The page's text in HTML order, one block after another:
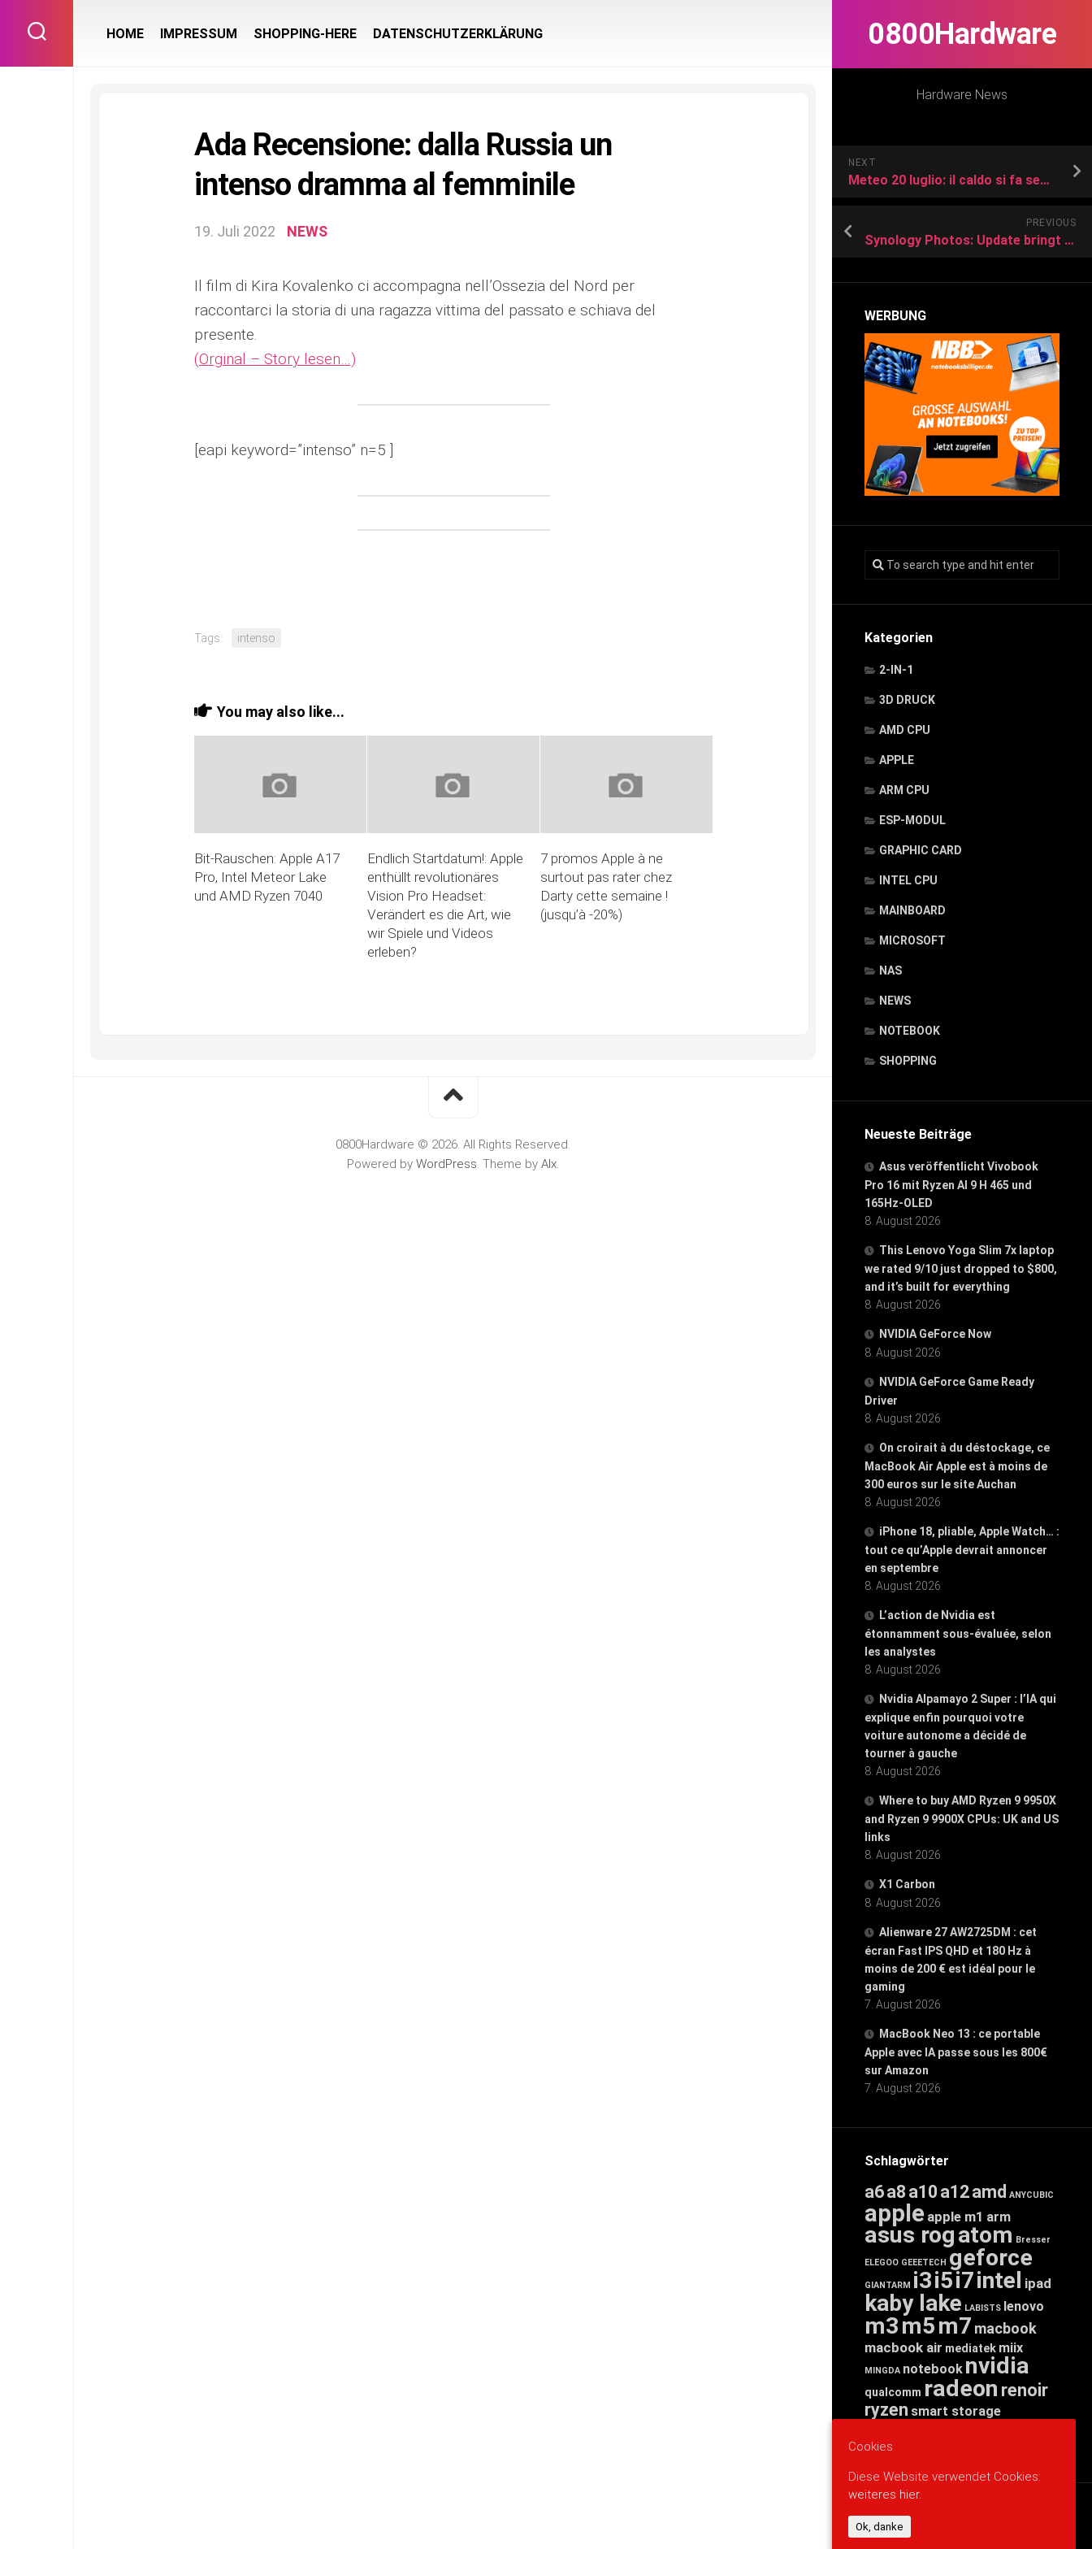
content
0800Hardware
Hardware News
NEXT
Meteo 20 luglio: il caldo si fa sempre più intenso
PREVIOUS
Synology Photos: Update bringt neue Funktionen
WERBUNG
Kategorien
2-IN-1
3D DRUCK
AMD CPU
APPLE
ARM CPU
ESP-MODUL
GRAPHIC CARD
INTEL CPU
MAINBOARD
MICROSOFT
NAS
NEWS
NOTEBOOK
SHOPPING
Neueste Beiträge
Asus veröffentlicht Vivobook
Pro 16 mit Ryzen AI 9 H 465 und
165Hz-OLED
8. August 2026
This Lenovo Yoga Slim 7x laptop
we rated 9/10 just dropped to $800,
and it’s built for everything
8. August 2026
NVIDIA GeForce Now
8. August 2026
NVIDIA GeForce Game Ready
Driver
8. August 2026
On croirait à du déstockage, ce
MacBook Air Apple est à moins de
300 euros sur le site Auchan
8. August 2026
iPhone 18, pliable, Apple Watch… :
tout ce qu’Apple devrait annoncer
en septembre
8. August 2026
L’action de Nvidia est
étonnamment sous-évaluée, selon
les analystes
8. August 2026
Nvidia Alpamayo 2 Super : l’IA qui
explique enfin pourquoi votre
voiture autonome a décidé de
tourner à gauche
8. August 2026
Where to buy AMD Ryzen 9 9950X
and Ryzen 9 9900X CPUs: UK and US
links
8. August 2026
X1 Carbon
8. August 2026
Alienware 27 AW2725DM : cet
écran Fast IPS QHD et 180 Hz à
moins de 200 € est idéal pour le
gaming
7. August 2026
MacBook Neo 13 : ce portable
Apple avec IA passe sous les 800€
sur Amazon
7. August 2026
Schlagwörter
a6a8 a10 a12amd ANYCUBIC
apple apple m1 arm
asus rogatom Bresser
ELEGOO GEEETECH geforce
GIANTARM i3i5i7intel ipad
kaby lake LABISTS lenovo
m3m5m7 macbook
macbook air mediatek miix
MINGDA notebook nvidia
qualcomm radeon renoir
ryzen smart storage
threadripper
WERBUNG
HOME IMPRESSUM SHOPPING-HERE DATENSCHUTZERKLÄRUNG
Ada Recensione: dalla Russia un
intenso dramma al femminile
19. Juli 2022 NEWS
Il film di Kira Kovalenko ci accompagna nell’Ossezia del Nord per
raccontarci la storia di una ragazza vittima del passato e schiava del
presente.
(Orginal – Story lesen…)
[eapi keyword=”intenso” n=5 ]
Tags: intenso
You may also like...
Bit-Rauschen: Apple A17
Pro, Intel Meteor Lake
und AMD Ryzen 7040
Endlich Startdatum!: Apple
enthüllt revolutionäres
Vision Pro Headset:
Verändert es die Art, wie
wir Spiele und Videos
erleben?
7 promos Apple à ne
surtout pas rater chez
Darty cette semaine !
(jusqu’à -20%)
0800Hardware © 2026. All Rights Reserved.
Powered by WordPress. Theme by Alx.
Cookies
Diese Website verwendet Cookies:
weiteres hier.
Ok, danke